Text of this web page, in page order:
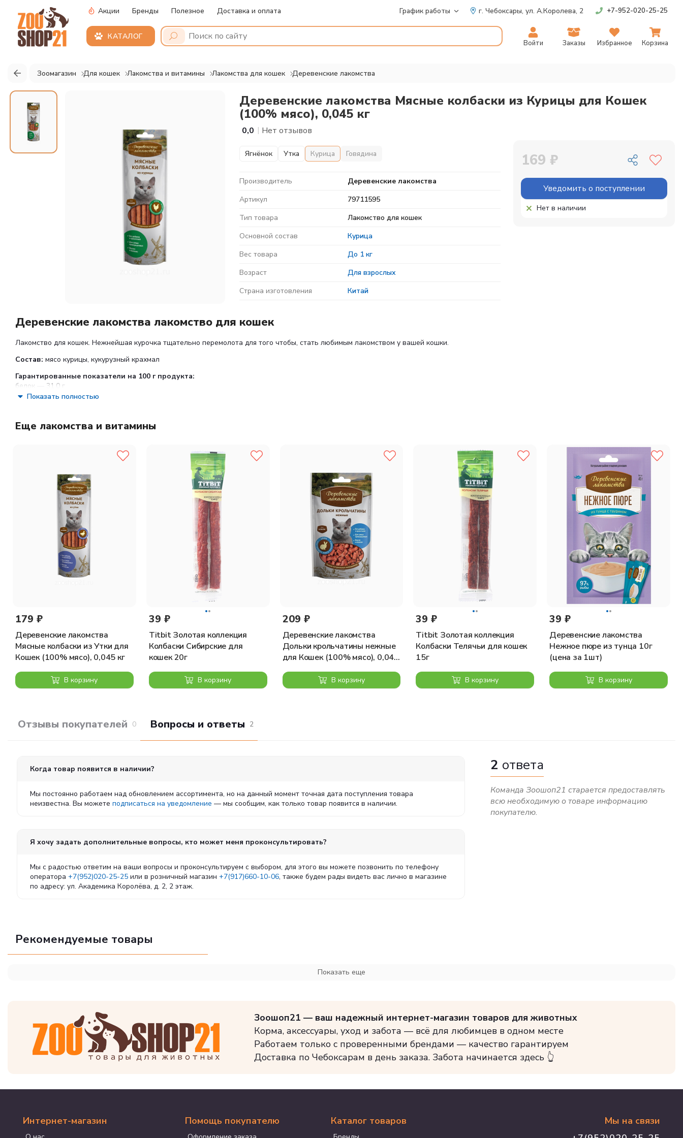
Акции Бренды Полезное Доставка и оплата График работы г. Чебоксары, ул. А.Королева, 2 +7-952-020-25-25
КАТАЛОГ
Войти Заказы Избранное Корзина
Зоомагазин Для кошек Лакомства и витамины Лакомства для кошек Деревенские лакомства
Деревенские лакомства Мясные колбаски из Курицы для Кошек
(100% мясо), 0,045 кг
0,0 | Нет отзывов
Ягнёнок Утка Курица Говядина
Производитель
Деревенские лакомства
Артикул
79711595
Тип товара
Лакомство для кошек
Основной состав
Курица
Вес товара
До 1 кг
Возраст
Для взрослых
Страна изготовления
Китай
169 ₽
Уведомить о поступлении
Нет в наличии
Деревенские лакомства лакомство для кошек
Лакомство для кошек. Нежнейшая курочка тщательно перемолота для того чтобы, стать любимым лакомством у вашей кошки.
Состав: мясо курицы, кукурузный крахмал
Гарантированные показатели на 100 г продукта:
белок — 31,0 г,
жир — 4,5 г,
Энергетическая ценность в 100 г продукта:
Показать полностью
Еще лакомства и витамины
179 ₽
Деревенские лакомства
Мясные колбаски из Утки для
Кошек (100% мясо), 0,045 кг
В корзину
39 ₽
Titbit Золотая коллекция
Колбаски Сибирские для
кошек 20г
В корзину
209 ₽
Деревенские лакомства
Дольки крольчатины нежные
для Кошек (100% мясо), 0,045
В корзину
39 ₽
Titbit Золотая коллекция
Колбаски Телячьи для кошек
15г
В корзину
39 ₽
Деревенские лакомства
Нежное пюре из тунца 10г
(цена за 1шт)
В корзину
Отзывы покупателей 0 Вопросы и ответы 2
Когда товар появится в наличии?
Мы постоянно работаем над обновлением ассортимента, но на данный момент точная дата поступления товара
неизвестна. Вы можете подписаться на уведомление — мы сообщим, как только товар появится в наличии.
Я хочу задать дополнительные вопросы, кто может меня проконсультировать?
Мы с радостью ответим на ваши вопросы и проконсультируем с выбором, для этого вы можете позвонить по телефону
оператора +7(952)020-25-25 или в розничный магазин +7(917)660-10-06, также будем рады видеть вас лично в магазине
по адресу: ул. Академика Королёва, д. 2, 2 этаж.
2 ответа
Команда Зоошоп21 старается предоставлять
всю необходимую о товаре информацию
покупателю.
Рекомендуемые товары
Показать еще
Зоошоп21 — ваш надежный интернет-магазин товаров для животных
Корма, аксессуары, уход и забота — всё для любимцев в одном месте
Работаем только с проверенными брендами — качество гарантируем
Доставка по Чебоксарам в день заказа. Забота начинается здесь 👆
Интернет-магазин Помощь покупателю Каталог товаров
Мы на связи